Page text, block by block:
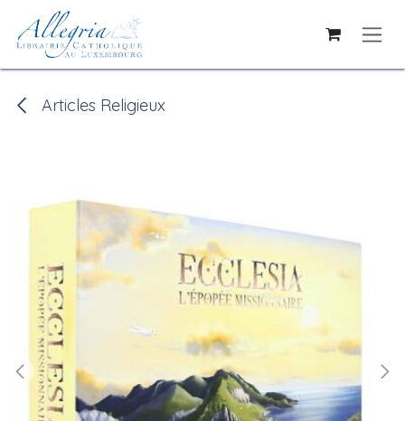
Se rendre au contenu
Articles Religieux